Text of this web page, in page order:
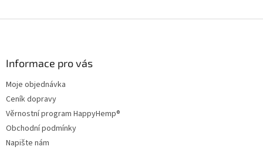
Informace pro vás
Moje objednávka
Ceník dopravy
Věrnostní program HappyHemp®
Obchodní podmínky
Napište nám